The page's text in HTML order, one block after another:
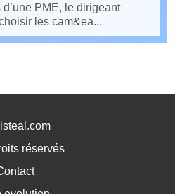
PME, le dirigeant
les cam&ea...
réservés